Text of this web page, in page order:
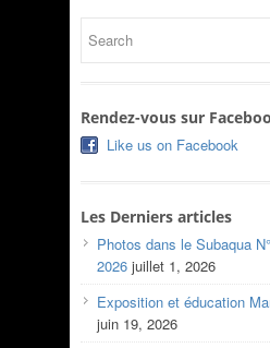
Rendez-vous sur
Like us on Facebook
Les Derniers articles
Photos dans le Subaqua
2026 juillet 1, 2026
Exposition et éducation
juin 19, 2026